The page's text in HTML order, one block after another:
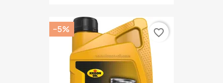
−5% favorite_border